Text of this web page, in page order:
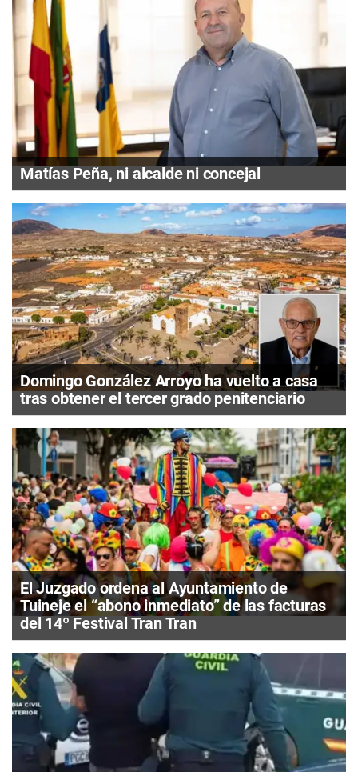
Matías Peña, ni alcalde ni concejal
Domingo González Arroyo ha vuelto a casa
tras obtener el tercer grado penitenciario
El Juzgado ordena al Ayuntamiento de
Tuineje el “abono inmediato” de las facturas
del 14º Festival Tran Tran